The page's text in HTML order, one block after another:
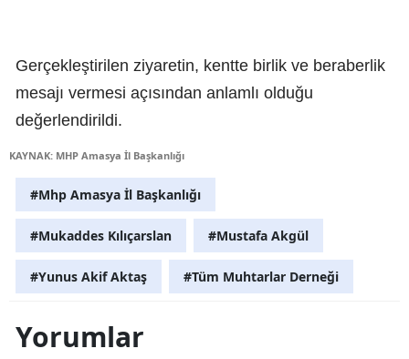
Gerçekleştirilen ziyaretin, kentte birlik ve beraberlik
mesajı vermesi açısından anlamlı olduğu
değerlendirildi.
KAYNAK: MHP Amasya İl Başkanlığı
#Mhp Amasya İl Başkanlığı
#Mukaddes Kılıçarslan #Mustafa Akgül
#Yunus Akif Aktaş #Tüm Muhtarlar Derneği
Yorumlar